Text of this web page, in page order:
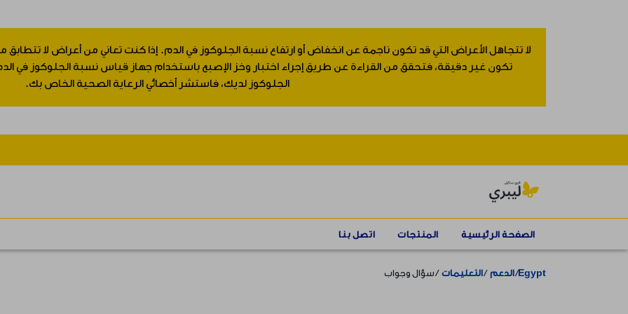
لا تتجاهل الأعراض التي قد تكون ناجمة عن انخفاض أو ارتفاع نسبة الجلوكوز في الدم. إذا كنت تعاني من أعراض لا
تكون غير دقيقة، فتحقق من القراءة عن طريق إجراء اختبار وخز الإصبع باستخدام جهاز قياس نسبة الجلوكوز في
الجلوكوز لديك، فاستشر أخصائي الرعاية الصحية الخاص بك.
الصفحة الرئيسية المنتجات اتصل بنا
Egypt الدعم التعليمات سؤال وجواب